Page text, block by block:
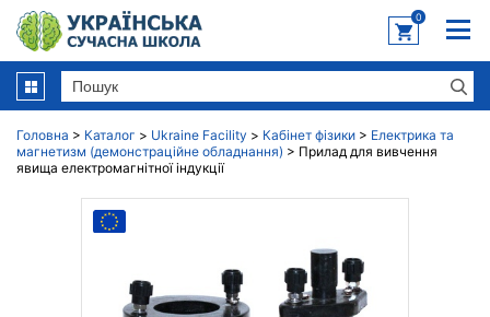
0
Головна > Каталог > Ukraine Facility > Кабінет фізики > Електрика та
магнетизм (демонстраційне обладнання) > Прилад для вивчення
явища електромагнітної індукції